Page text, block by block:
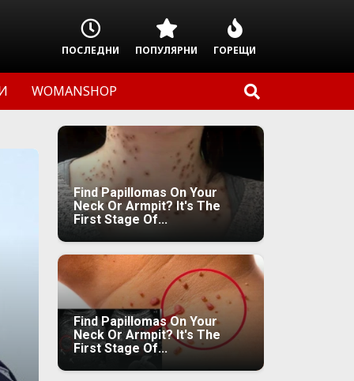
ПОСЛЕДНИ ПОПУЛЯРНИ ГОРЕЩИ
WOMANSHOP
Find Papillomas On Your
Neck Or Armpit? It's The
First Stage Of...
Find Papillomas On Your
Neck Or Armpit? It's The
First Stage Of...